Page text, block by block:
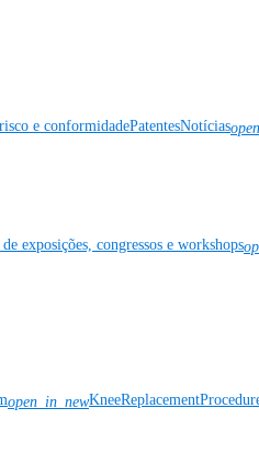
e conformidadePatentesNotícias
exposições, congressos e workshops
open_in_new